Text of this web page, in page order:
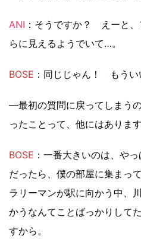
ANI ：そうですか？ えーと
らに見えるようでいて…。
BOSE ：同じじゃん！ もうい
―最初の質問に戻ってしまう
ったことって、他にはありま
BOSE ：一番大きいのは、や
だったら、僕の部屋に集まっ
ラリーマンが駅に向かう中、
かうなんてことばっかりして
すから。